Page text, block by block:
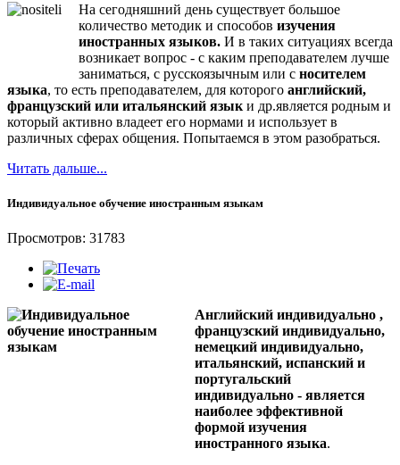
На сегодняшний день существует большое
количество методик и способов изучения
иностранных языков. И в таких ситуациях всегда
возникает вопрос - с каким преподавателем лучше
заниматься, с русскоязычным или с носителем
языка, то есть преподавателем, для которого английский,
французский или итальянский язык и др.является родным и
который активно владеет его нормами и использует в
различных сферах общения. Попытаемся в этом разобраться.
Читать дальше...
Индивидуальное обучение иностранным языкам
Просмотров: 31783
Английский индивидуально ,
французский индивидуально,
немецкий индивидуально,
итальянский, испанский и
португальский
индивидуально - является
наиболее эффективной
формой изучения
иностранного языка.